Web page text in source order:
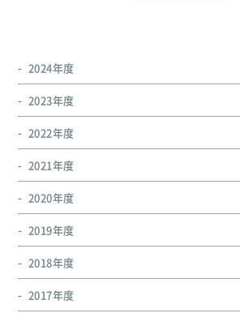
2024年度
2023年度
2022年度
2021年度
2020年度
2019年度
2018年度
2017年度